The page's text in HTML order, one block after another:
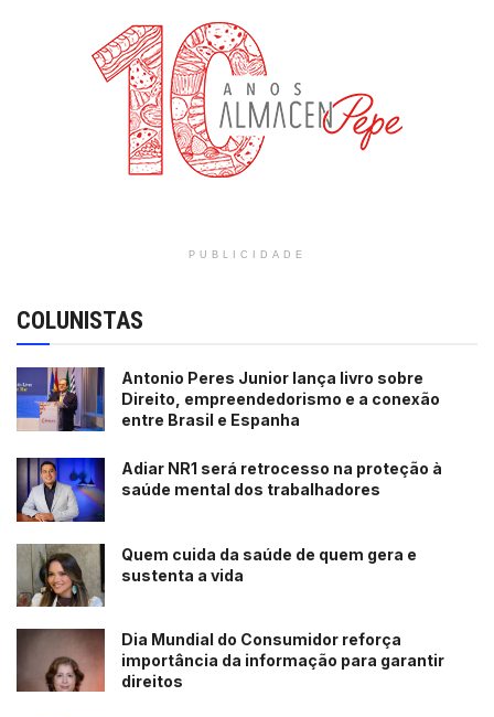
PUBLICIDADE
COLUNISTAS
Antonio Peres Junior lança livro sobre
Direito, empreendedorismo e a conexão
entre Brasil e Espanha
Adiar NR1 será retrocesso na proteção à
saúde mental dos trabalhadores
Quem cuida da saúde de quem gera e
sustenta a vida
Dia Mundial do Consumidor reforça
importância da informação para garantir
direitos